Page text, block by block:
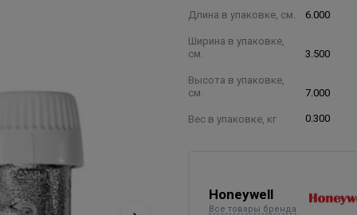
Длина в упаковке, см. 6.000
Ширина в упаковке,
см.
3.500
Высота в упаковке,
см.
7.000
Вес в упаковке, кг 0.300
Honeywell
Все товары бренда